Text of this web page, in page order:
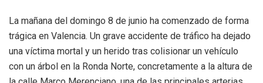
La mañana del domingo 8 de junio ha comenzado de forma
trágica en Valencia. Un grave accidente de tráfico ha dejado
una víctima mortal y un herido tras colisionar un vehículo
con un árbol en la Ronda Norte, concretamente a la altura de